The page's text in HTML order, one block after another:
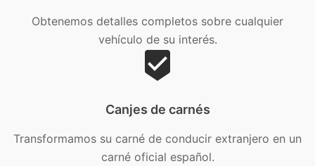
Obtenemos detalles completos sobre cualquier
vehículo de su interés.
Canjes de carnés
Transformamos su carné de conducir extranjero en un
carné oficial español.